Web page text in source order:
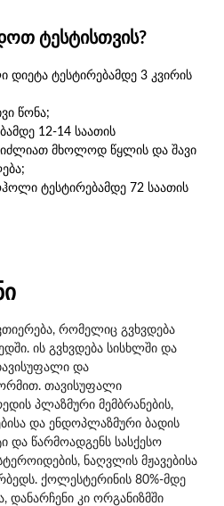
ტესტისთვის?
დიეტა ტესტირებამდე 3 კვირის
წონა;
12-14 საათის
მხოლოდ წყლის და შავი
ტესტირებამდე 72 საათის
რომელიც გვხვდება
ის გვხვდება სისხლში და
და
თავისუფალი
პლაზმური მემბრანების,
და ენდოპლაზმური ბადის
და წარმოადგენს სასქესო
ნაღვლის მჟავებისა
ქოლესტერინის 80%-მდე
დანარჩენი კი ორგანიზმში